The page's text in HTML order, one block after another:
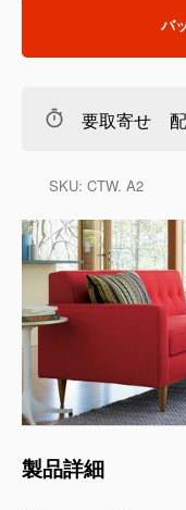
バ
要取寄せ 配
SKU: CTW. A2
製品詳細